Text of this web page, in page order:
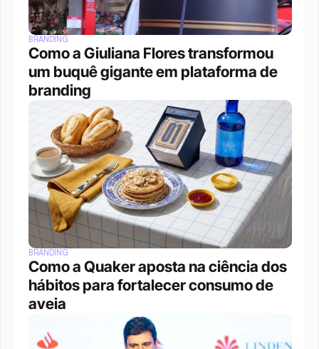
BRANDING
Como a Giuliana Flores transformou
um buquê gigante em plataforma de
branding
BRANDING
Como a Quaker aposta na ciência dos
hábitos para fortalecer consumo de
aveia